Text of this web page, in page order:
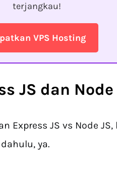
terjangkau!
VPS Hosting
JS dan Node
Express JS vs Node
ya.